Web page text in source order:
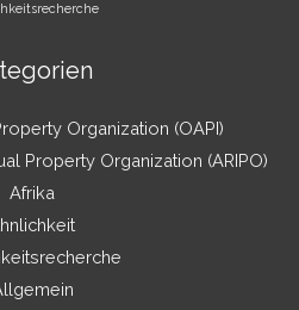
Organization (OAPI)
Property Organization (ARIPO)
Afrika